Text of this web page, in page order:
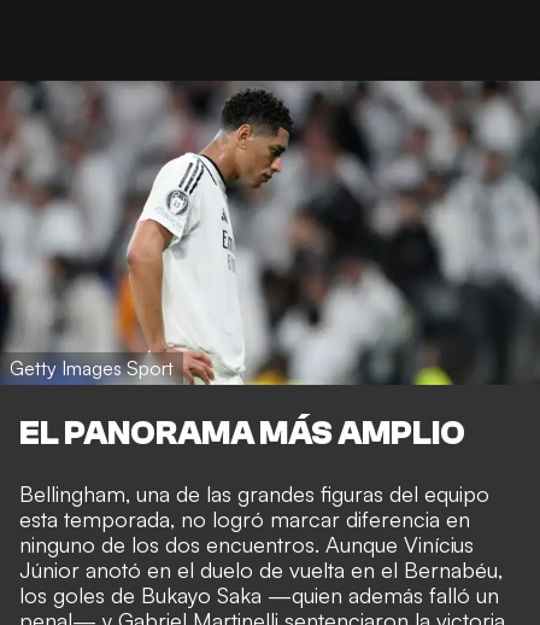
Getty Images Sport
EL PANORAMA MÁS AMPLIO
Bellingham, una de las grandes figuras del equipo
esta temporada, no logró marcar diferencia en
ninguno de los dos encuentros. Aunque Vinícius
Júnior anotó en el duelo de vuelta en el Bernabéu,
los goles de Bukayo Saka —quien además falló un